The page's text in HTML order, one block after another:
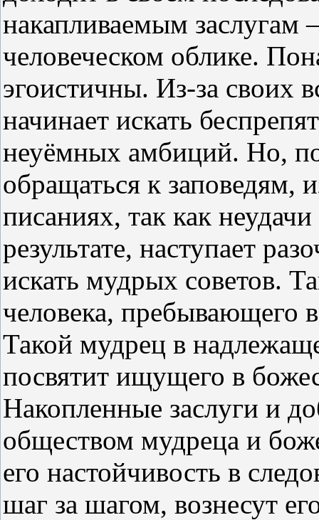
накапливаемым заслугам
человеческом облике.
эгоистичны. Из-за своих
начинает искать
неуёмных амбиций. Но,
обращаться к
писаниях, так как
результате, наступает
искать мудрых советов.
человека, пребывающего
Такой мудрец в
посвятит ищущего в
Накопленные заслуги и
обществом мудреца и
его настойчивость в
шаг за шагом, вознесут